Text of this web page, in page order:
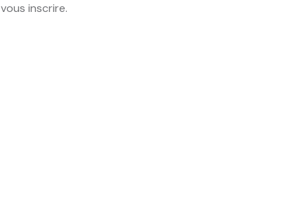
inscrire.